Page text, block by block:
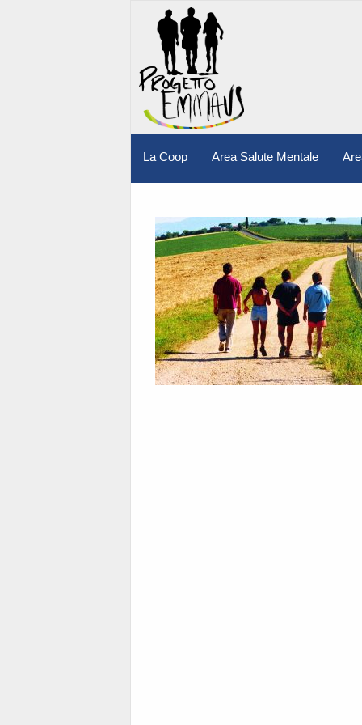
La Coop Area Salute Mentale